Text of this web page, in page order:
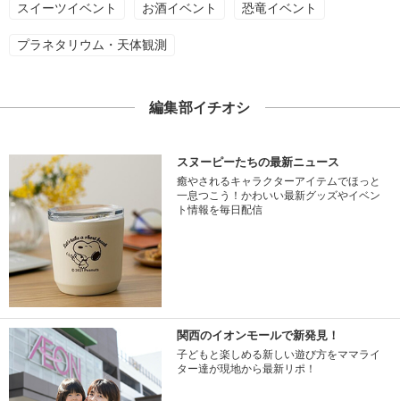
スイーツイベント お酒イベント 恐竜イベント
プラネタリウム・天体観測
編集部イチオシ
スヌーピーたちの最新ニュース
癒やされるキャラクターアイテムでほっと
一息つこう！かわいい最新グッズやイベン
ト情報を毎日配信
関西のイオンモールで新発見！
子どもと楽しめる新しい遊び方をママライ
ター達が現地から最新リポ！